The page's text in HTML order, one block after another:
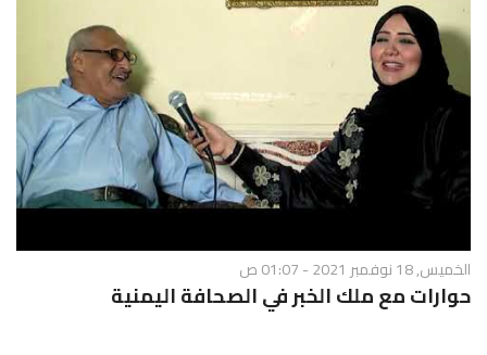
الخميس, 18 نوفمبر 2021 - 01:07 ص
حوارات مع ملك الخبر في الصحافة اليمنية